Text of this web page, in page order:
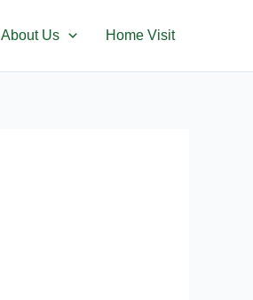
About Us Home Visit